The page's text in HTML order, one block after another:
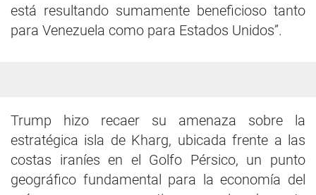
está resultando sumamente beneficioso tanto
para Venezuela como para Estados Unidos”.
Trump hizo recaer su amenaza sobre la
estratégica isla de Kharg, ubicada frente a las
costas iraníes en el Golfo Pérsico, un punto
geográfico fundamental para la economía del